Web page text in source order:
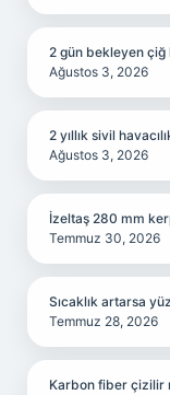
2 gün bekleyen çiğ
Ağustos 3, 2026
2 yıllık sivil
Ağustos 3, 2026
İzeltaş 280 mm
Temmuz 30, 2026
Sıcaklık artarsa
Temmuz 28, 2026
Karbon fiber çizilir